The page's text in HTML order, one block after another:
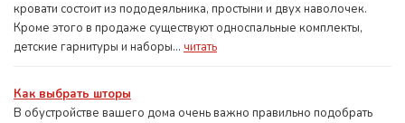
кровати состоит из пододеяльника, простыни и двух наволочек.
Кроме этого в продаже существуют односпальные комплекты,
детские гарнитуры и наборы... читать
Как выбрать шторы
В обустройстве вашего дома очень важно правильно подобрать